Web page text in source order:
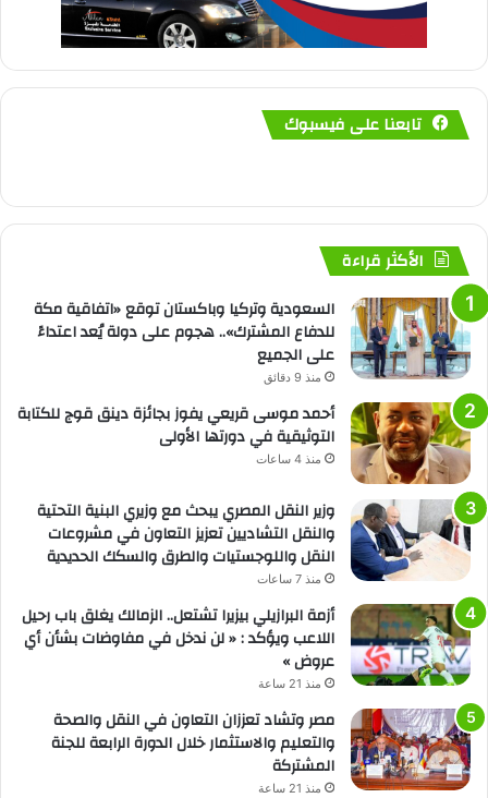
تابعنا على فيسبوك
الأكثر قراءة
السعودية وتركيا وباكستان توقع «اتفاقية مكة
للدفاع المشترك».. هجوم على دولة يُعد اعتداءً
على الجميع
منذ 9 دقائق
أحمد موسى قريعي يفوز بجائزة دينق قوج للكتابة
التوثيقية في دورتها الأولى
منذ 4 ساعات
وزير النقل المصري يبحث مع وزيري البنية التحتية
والنقل التشاديين تعزيز التعاون في مشروعات
النقل واللوجستيات والطرق والسكك الحديدية
منذ 7 ساعات
أزمة البرازيلي بيزيرا تشتعل.. الزمالك يغلق باب رحيل
اللاعب ويؤكد : « لن ندخل في مفاوضات بشأن أي
عروض »
منذ 21 ساعة
مصر وتشاد تعززان التعاون في النقل والصحة
والتعليم والاستثمار خلال الدورة الرابعة للجنة
المشتركة
منذ 21 ساعة